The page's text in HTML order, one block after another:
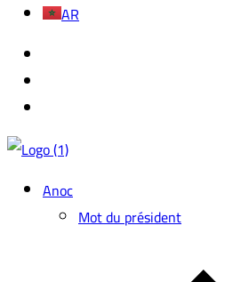
AR
Anoc
Mot du président